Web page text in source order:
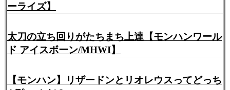
ーライズ】
太刀の立ち回りがたちまち上達【モンハンワール
ド アイスボーン/MHWI】
【モンハン】リザードンとリオレウスってどっち